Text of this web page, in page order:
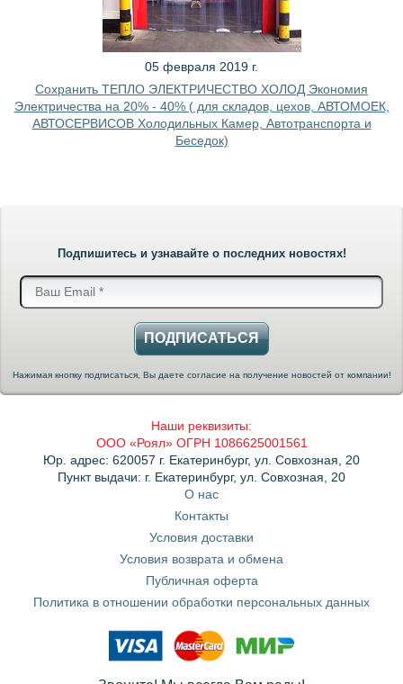
05 февраля 2019 г.
Сохранить ТЕПЛО ЭЛЕКТРИЧЕСТВО ХОЛОД Экономия
Электричества на 20% - 40% ( для складов, цехов, АВТОМОЕК,
АВТОСЕРВИСОВ Холодильных Камер, Автотранспорта и
Беседок)
Подпишитесь и узнавайте о последних новостях!
ПОДПИСАТЬСЯ
Нажимая кнопку подписаться, Вы даете согласие на получение новостей от компании!
Наши реквизиты:
ООО «Роял» ОГРН 1086625001561
Юр. адрес: 620057 г. Екатеринбург, ул. Совхозная, 20
Пункт выдачи: г. Екатеринбург, ул. Совхозная, 20
О нас
Контакты
Условия доставки
Условия возврата и обмена
Публичная оферта
Политика в отношении обработки персональных данных